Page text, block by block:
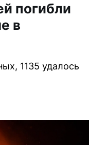
погибли
в
1135 удалось